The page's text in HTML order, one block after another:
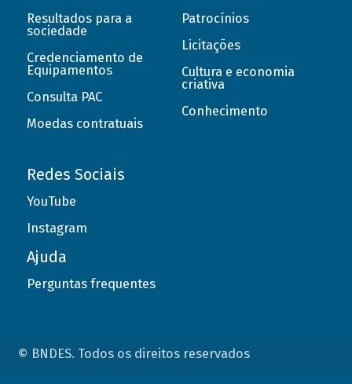
Resultados para a
sociedade
Credenciamento de
Equipamentos
Consulta PAC
Moedas contratuais
Patrocínios
Licitações
Cultura e economia
criativa
Conhecimento
Redes Sociais
YouTube
Instagram
Ajuda
Perguntas frequentes
© BNDES. Todos os direitos reservados